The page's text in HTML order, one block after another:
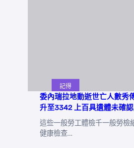
記得
委內瑞拉地動逝世亡人數秀
升至3342 上百具遺體未確
這些一般勞工體檢千一般勞檢
健康檢查…